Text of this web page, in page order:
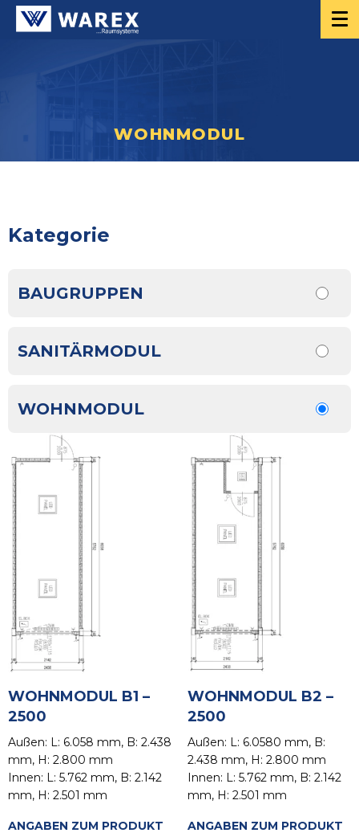
WOHNMODUL
Kategorie
BAUGRUPPEN
SANITÄRMODUL
WOHNMODUL
WOHNMODUL B1 –
2500
Außen: L: 6.058 mm, B: 2.438
mm, H: 2.800 mm
Innen: L: 5.762 mm, B: 2.142
mm, H: 2.501 mm
ANGABEN ZUM PRODUKT
WOHNMODUL B2 –
2500
Außen: L: 6.0580 mm, B:
2.438 mm, H: 2.800 mm
Innen: L: 5.762 mm, B: 2.142
mm, H: 2.501 mm
ANGABEN ZUM PRODUKT